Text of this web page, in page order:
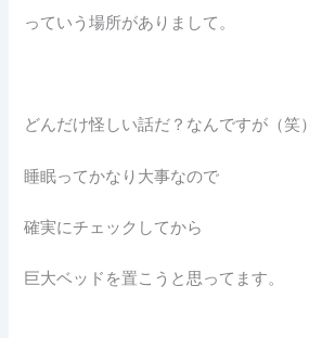
っていう場所がありまして。
どんだけ怪しい話だ？なんですが（笑）
睡眠ってかなり大事なので
確実にチェックしてから
巨大ベッドを置こうと思ってます。